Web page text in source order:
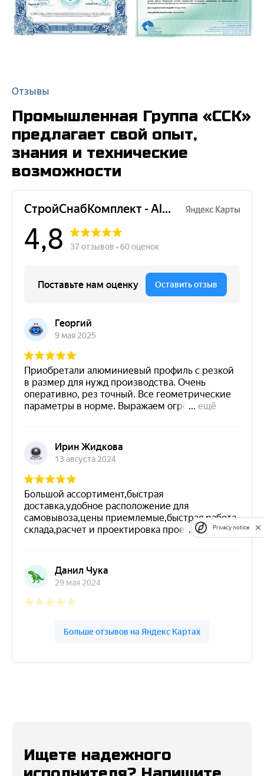
Отзывы
Промышленная Группа «ССК»
предлагает свой опыт,
знания и технические
возможности
Ищете надежного
Privacy notice